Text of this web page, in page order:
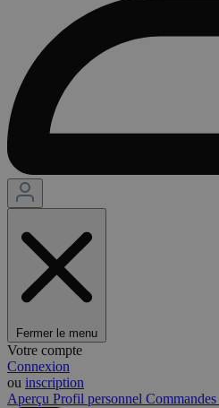
Fermer le menu
Votre compte
Connexion
ou inscription
Aperçu Profil personnel Commandes